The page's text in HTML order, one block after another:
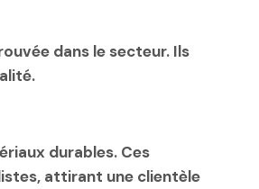
dans le secteur. Ils
durables. Ces
attirant une clientèle